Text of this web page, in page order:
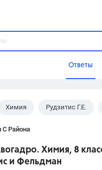
Ответы
Химия Рудзитис Г.Е.
С Района
Химия, 8
и Фельдман